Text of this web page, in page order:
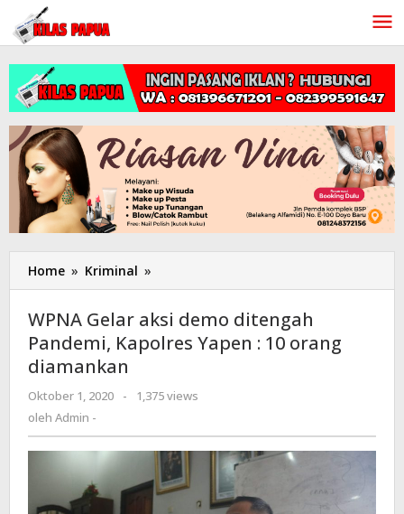
Lewati
konten
Home » Kriminal »
Gelar
aksi
demo
ditengah
Yapen
10
orang
diamankan
WPNA Gelar aksi demo ditengah
Pandemi, Kapolres Yapen : 10 orang
diamankan
Oktober 1, 2020
oleh
-
1,375 views
oleh Admin -